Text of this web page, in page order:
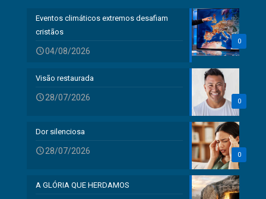
0
Eventos climáticos extremos desafiam
cristãos
04/08/2026
0
Visão restaurada
28/07/2026
0
Dor silenciosa
28/07/2026
A GLÓRIA QUE HERDAMOS